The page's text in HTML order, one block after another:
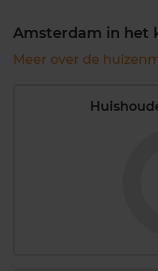
Amsterdam in het
Meer over de